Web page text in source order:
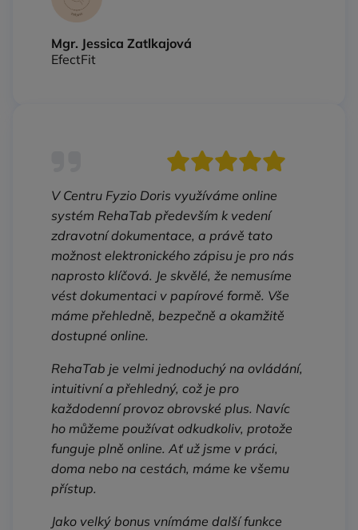
Mgr. Jessica Zatlkajová
EfectFit
V Centru Fyzio Doris využíváme online
systém RehaTab především k vedení
zdravotní dokumentace, a právě tato
možnost elektronického zápisu je pro nás
naprosto klíčová. Je skvělé, že nemusíme
vést dokumentaci v papírové formě. Vše
máme přehledně, bezpečně a okamžitě
dostupné online.
RehaTab je velmi jednoduchý na ovládání,
intuitivní a přehledný, což je pro
každodenní provoz obrovské plus. Navíc
ho můžeme používat odkudkoliv, protože
funguje plně online. Ať už jsme v práci,
doma nebo na cestách, máme ke všemu
přístup.
Jako velký bonus vnímáme další funkce